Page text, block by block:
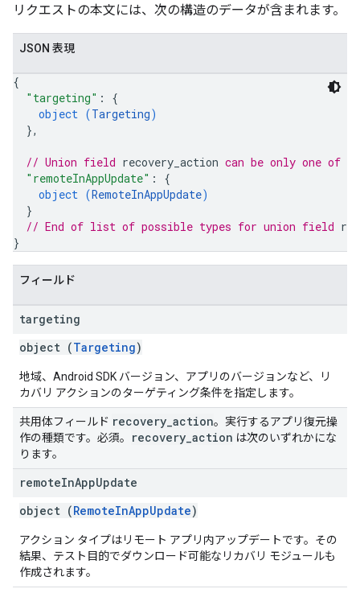
リクエストの本文には、次の構造のデータが含まれます。
JSON 表現
{
"targeting" : {
object (Targeting)
},
// Union field recovery_action can be only one of
"remoteInAppUpdate" : {
object (RemoteInAppUpdate)
}
// End of list of possible types for union field
}
フィールド
targeting
object (Targeting)
地域、Android SDK バージョン、アプリのバージョンなど、リ
カバリ アクションのターゲティング条件を指定します。
共用体フィールド recovery action。実行するアプリ復元操
作の種類です。必須。
recovery action は次のいずれかにな
ります。
remoteInAppUpdate
object (RemoteInAppUpdate)
アクション タイプはリモート アプリ内アップデートです。その
結果、テスト目的でダウンロード可能なリカバリ モジュールも
作成されます。